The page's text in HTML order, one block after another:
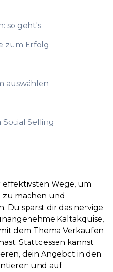
so geht's
zum Erfolg
auswählen
Selling
effektivsten Wege, um
zu machen und
Du sparst dir das nervige
Kaltakquise,
dem Thema Verkaufen
Stattdessen kannst
dein Angebot in den
und auf